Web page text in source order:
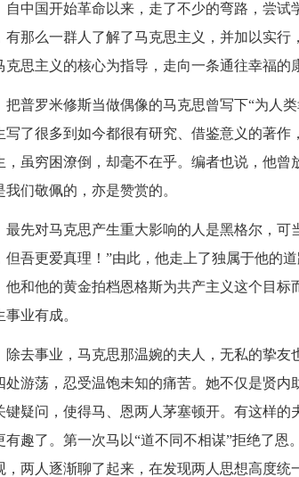
自中国开始革命以来，走了不少的弯路，尝
有那么一群人了解了马克思主义，并加以实
克思主义的核心为指导，走向一条通往幸福
把普罗米修斯当做偶像的马克思曾写下“为人
写了很多到如今都很有研究、借鉴意义的著
，虽穷困潦倒，却毫不在乎。编者也说，他
我们敬佩的，亦是赞赏的。
最先对马克思产生重大影响的人是黑格尔，
但吾更爱真理！”由此，他走上了独属于他的
他和他的黄金拍档恩格斯为共产主义这个目
事业有成。
除去事业，马克思那温婉的夫人，无私的挚
处游荡，忍受温饱未知的痛苦。她不仅是贤
键疑问，使得马、恩两人茅塞顿开。有这样
有趣了。第一次马以“道不同不相谋”拒绝了
，两人逐渐聊了起来，在发现两人思想高度